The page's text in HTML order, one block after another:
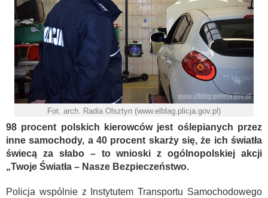
Fot. arch. Radia Olsztyn (www.elblag.plicja.gov.pl)
98 procent polskich kierowców jest oślepianych przez
inne samochody, a 40 procent skarży się, że ich światła
świecą za słabo – to wnioski z ogólnopolskiej akcji
„Twoje Światła – Nasze Bezpieczeństwo.
Policja wspólnie z Instytutem Transportu Samochodowego